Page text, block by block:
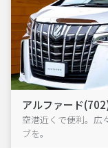
アルファード
空港近くで便利。広
ブを。